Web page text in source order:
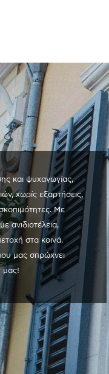
και ψυχαγωγίας,
χωρίς εξαρτήσεις,
Με
ανιδιοτέλεια,
στα κοινά.
μας σπρώχνει
μας!